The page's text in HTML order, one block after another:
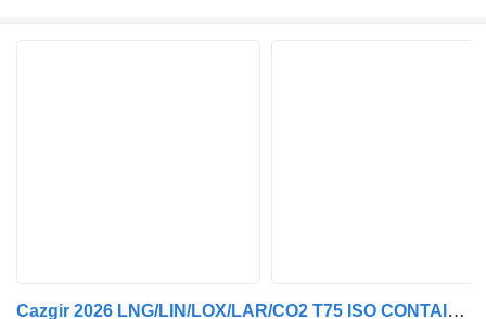
Cazgir 2026 LNG/LIN/LOX/LAR/CO2 T75 ISO CONTAINERS